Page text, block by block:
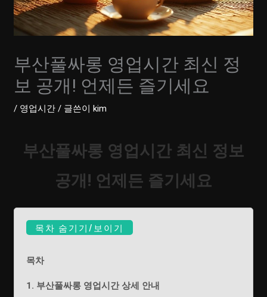
부산풀싸롱 영업시간 최신 정
보 공개! 언제든 즐기세요
/ 영업시간 / 글쓴이kim
부산풀싸롱 영업시간 최신 정보
공개! 언제든 즐기세요
목차 숨기기/보이기
목차
1. 부산풀싸롱 영업시간 상세 안내